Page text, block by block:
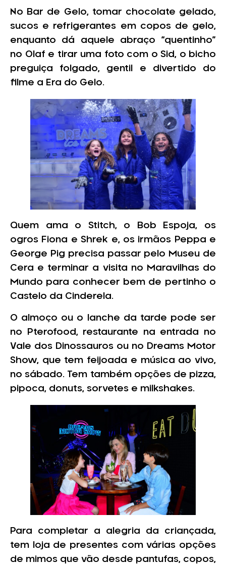
No Bar de Gelo, tomar chocolate gelado,
sucos e refrigerantes em copos de gelo,
enquanto dá aquele abraço “quentinho”
no Olaf e tirar uma foto com o Sid, o bicho
preguiça folgado, gentil e divertido do
filme a Era do Gelo.
Quem ama o Stitch, o Bob Espoja, os
ogros Fiona e Shrek e, os irmãos Peppa e
George Pig precisa passar pelo Museu de
Cera e terminar a visita no Maravilhas do
Mundo para conhecer bem de pertinho o
Castelo da Cinderela.
O almoço ou o lanche da tarde pode ser
no Pterofood, restaurante na entrada no
Vale dos Dinossauros ou no Dreams Motor
Show, que tem feijoada e música ao vivo,
no sábado. Tem também opções de pizza,
pipoca, donuts, sorvetes e milkshakes.
Para completar a alegria da criançada,
tem loja de presentes com várias opções
de mimos que vão desde pantufas, copos,